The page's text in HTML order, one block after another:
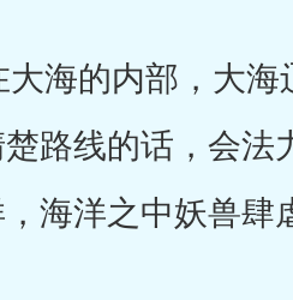
海的内部，大海
路线的话，会法
海洋之中妖兽肆